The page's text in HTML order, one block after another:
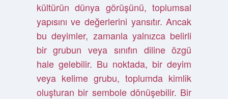
kültürün dünya görüşünü, toplumsal
yapısını ve değerlerini yansıtır. Ancak
bu deyimler, zamanla yalnızca belirli
bir grubun veya sınıfın diline özgü
hale gelebilir. Bu noktada, bir deyim
veya kelime grubu, toplumda kimlik
oluşturan bir sembole dönüşebilir. Bir